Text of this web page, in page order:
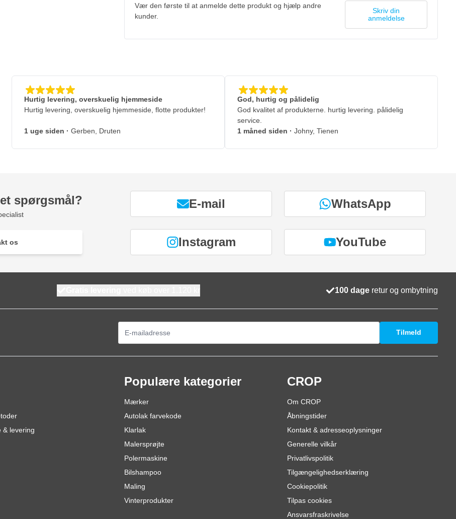
Vær den første til at anmelde dette produkt og hjælp andre
kunder.
Skriv din
anmeldelse
Hurtig levering, overskuelig hjemmeside
Hurtig levering, overskuelig hjemmeside, flotte produkter!
1 uge siden · Gerben, Druten
God, hurtig og pålidelig
God kvalitet af produkterne. hurtig levering. pålidelig
service.
1 måned siden · Johny, Tienen
spørgsmål?
os
E-mail WhatsApp
Instagram YouTube
100 dage retur og ombytning
Tilmeld
& levering
Populære kategorier
Mærker
Autolak farvekode
Klarlak
Malersprøjte
Polermaskine
Bilshampoo
Maling
Vinterprodukter
CROP
Om CROP
Åbningstider
Kontakt & adresseoplysninger
Generelle vilkår
Privatlivspolitik
Tilgængelighedserklæring
Cookiepolitik
Tilpas cookies
Ansvarsfraskrivelse